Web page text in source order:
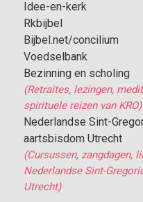
Idee-en-kerk
Rkbijbel
Bijbel.net/concilium
Voedselbank
Bezinning en scholing
(Retraites, lezingen,
spirituele reizen van KRO)
Nederlandse Sint-
aartsbisdom Utrecht
(Cursussen, zangdagen,
Nederlandse Sint-
Utrecht)